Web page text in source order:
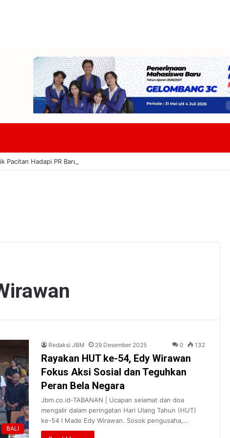
Pacitan Hadapi PR Baru Atasi Kekurangan Guru
BALI
Redaksi JBM 29 Desember 2025 0 132
Rayakan HUT ke-54, Edy Wirawan
Fokus Aksi Sosial dan Teguhkan
Peran Bela Negara
Jbm.co.id-TABANAN | Ucapan selamat dan doa
mengalir dalam peringatan Hari Ulang Tahun (HUT)
ke-54 I Made Edy Wirawan. Sosok pengusaha,…